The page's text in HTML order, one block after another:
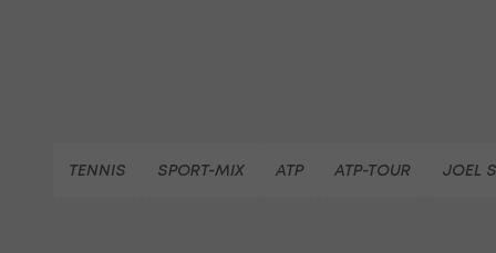
TENNIS SPORT-MIX ATP ATP-TOUR JOEL